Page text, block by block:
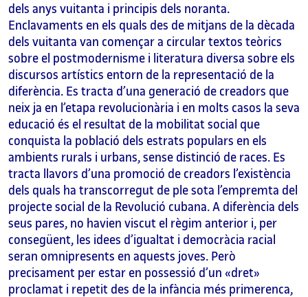
dels anys vuitanta i principis dels noranta.
Enclavaments en els quals des de mitjans de la dècada
dels vuitanta van començar a circular textos teòrics
sobre el postmodernisme i literatura diversa sobre els
discursos artístics entorn de la representació de la
diferència. Es tracta d’una generació de creadors que
neix ja en l’etapa revolucionària i en molts casos la seva
educació és el resultat de la mobilitat social que
conquista la població dels estrats populars en els
ambients rurals i urbans, sense distinció de races. Es
tracta llavors d’una promoció de creadors l’existència
dels quals ha transcorregut de ple sota l’empremta del
projecte social de la Revolució cubana. A diferència dels
seus pares, no havien viscut el règim anterior i, per
consegüent, les idees d’igualtat i democràcia racial
seran omnipresents en aquests joves. Però
precisament per estar en possessió d’un «dret»
proclamat i repetit des de la infància més primerenca,